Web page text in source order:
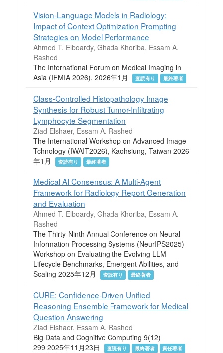
Vision-Language Models in Radiology:
Impact of Context Optimization Prompting
Strategies on Model Performance
Ahmed T. Elboardy, Ghada Khoriba, Essam A.
Rashed
The International Forum on Medical Imaging in
Asia (IFMIA 2026), 2026年1月
査読有り 最終著者
Class-Controlled Histopathology Image
Synthesis for Robust Tumor-Infiltrating
Lymphocyte Segmentation
Ziad Elshaer, Essam A. Rashed
The International Workshop on Advanced Image
Tchnology (IWAIT2026), Kaohsiung, Taiwan 2026
年1月
査読有り 最終著者
Medical AI Consensus: A Multi-Agent
Framework for Radiology Report Generation
and Evaluation
Ahmed T. Elboardy, Ghada Khoriba, Essam A.
Rashed
The Thirty-Ninth Annual Conference on Neural
Information Processing Systems (NeurIPS2025)
Workshop on Evaluating the Evolving LLM
Lifecycle Benchmarks, Emergent Abilities, and
Scaling 2025年12月
査読有り 最終著者
CURE: Confidence-Driven Unified
Reasoning Ensemble Framework for Medical
Question Answering
Ziad Elshaer, Essam A. Rashed
Big Data and Cognitive Computing 9(12)
299 2025年11月23日
査読有り 最終著者 責任著者